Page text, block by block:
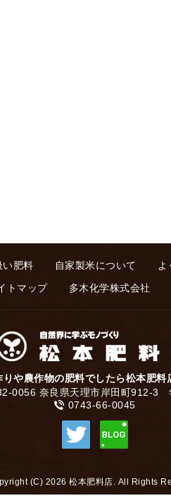
い肥料 自家製米について よ
トマップ 多木化学株式会社
りや農作物の肥料でしたら松本肥料
0056 奈良県天理市岸田町912-3
0743-66-0045
(C) 2026 松本肥料店. All Rights